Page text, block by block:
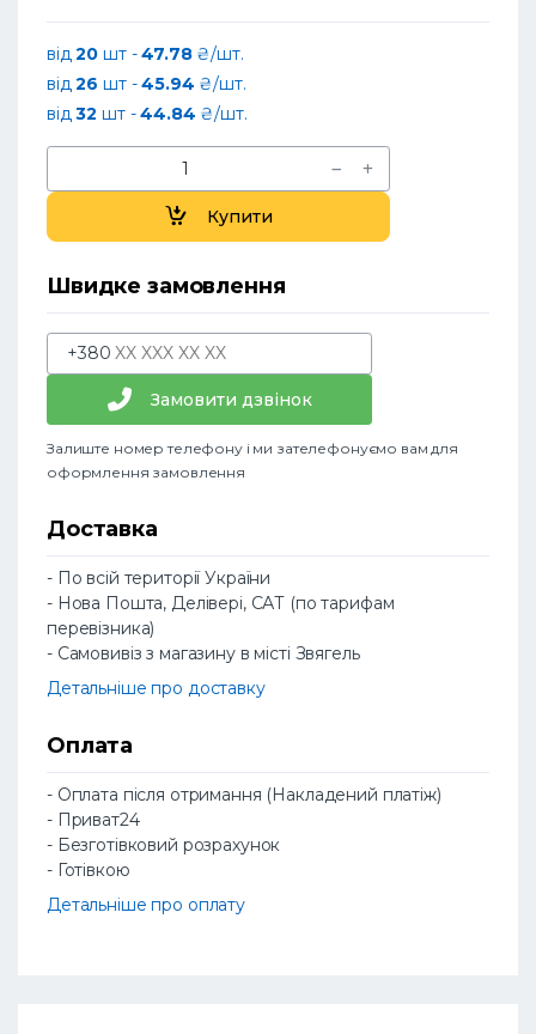
від20 шт -47.78₴/шт.
від26 шт -45.94 ₴/шт.
від32 шт -44.84 ₴/шт.
Купити
Швидке замовлення
+380
Замовити дзвінок
Залиште номер телефону і ми зателефонуємо вам для
оформлення замовлення
Доставка
- По всій території України
- Нова Пошта, Делівері, САТ (по тарифам
перевізника)
- Самовивіз з магазину в місті Звягель
Детальніше про доставку
Оплата
- Оплата після отримання (Накладений платіж)
- Приват24
- Безготівковий розрахунок
- Готівкою
Детальніше про оплату